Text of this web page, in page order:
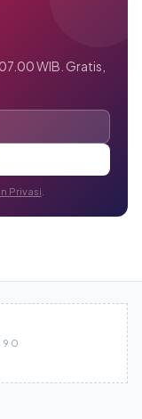
WIB. Gratis,
Privasi
90